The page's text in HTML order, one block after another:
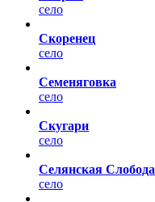
село
Скоренец
село
Семеняговка
село
Скугари
село
Селянская Слобода
село